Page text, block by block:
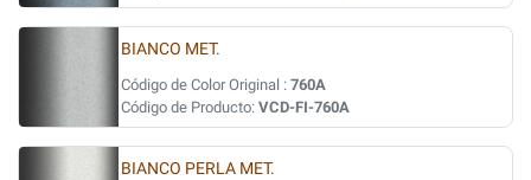
BIANCO MET.
Código de Color Original : 760A
Código de Producto: VCD-FI-760A
BIANCO PERLA MET.